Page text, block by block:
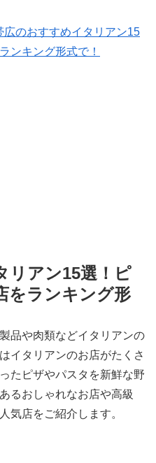
広のおすすめイタリアン15
ンキング形式で！
リアン15選！ピ
をランキング形
品や肉類などイタリアンの
イタリアンのお店がたくさ
たピザやパスタを新鮮な野
るおしゃれなお店や高級
気店をご紹介します。